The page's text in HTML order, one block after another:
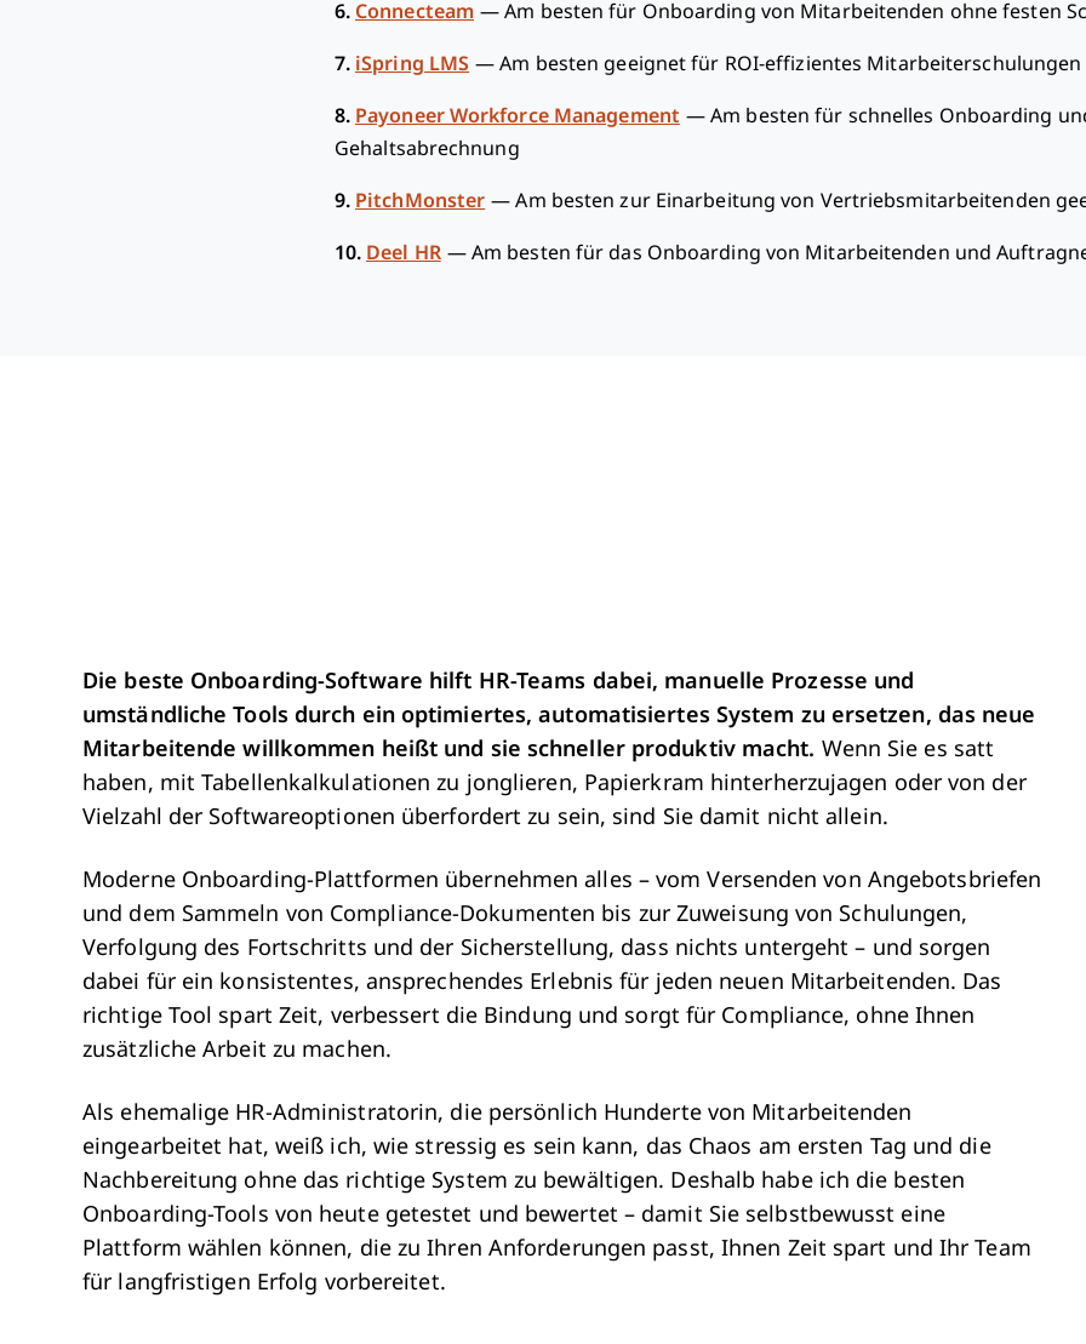
6. Connecteam —Am besten für Onboarding von Mitarbeitenden ohne festen
7. iSpring LMS —Am besten geeignet für ROI-effizientes Mitarbeiterschulungen
8. Payoneer Workforce Management —Am besten für schnelles Onboarding
Gehaltsabrechnung
9. PitchMonster —Am besten zur Einarbeitung von Vertriebsmitarbeitenden
10. Deel HR — Am besten für das Onboarding von Mitarbeitenden und
Die beste Onboarding-Software hilft HR-Teams dabei, manuelle Prozesse und
umständliche Tools durch ein optimiertes, automatisiertes System zu ersetzen, das neue
Mitarbeitende willkommen heißt und sie schneller produktiv macht. Wenn Sie es satt
haben, mit Tabellenkalkulationen zu jonglieren, Papierkram hinterherzujagen oder von der
Vielzahl der Softwareoptionen überfordert zu sein, sind Sie damit nicht allein.
Moderne Onboarding-Plattformen übernehmen alles – vom Versenden von Angebotsbriefen
und dem Sammeln von Compliance-Dokumenten bis zur Zuweisung von Schulungen,
Verfolgung des Fortschritts und der Sicherstellung, dass nichts untergeht – und sorgen
dabei für ein konsistentes, ansprechendes Erlebnis für jeden neuen Mitarbeitenden. Das
richtige Tool spart Zeit, verbessert die Bindung und sorgt für Compliance, ohne Ihnen
zusätzliche Arbeit zu machen.
Als ehemalige HR-Administratorin, die persönlich Hunderte von Mitarbeitenden
eingearbeitet hat, weiß ich, wie stressig es sein kann, das Chaos am ersten Tag und die
Nachbereitung ohne das richtige System zu bewältigen. Deshalb habe ich die besten
Onboarding-Tools von heute getestet und bewertet – damit Sie selbstbewusst eine
Plattform wählen können, die zu Ihren Anforderungen passt, Ihnen Zeit spart und Ihr Team
für langfristigen Erfolg vorbereitet.